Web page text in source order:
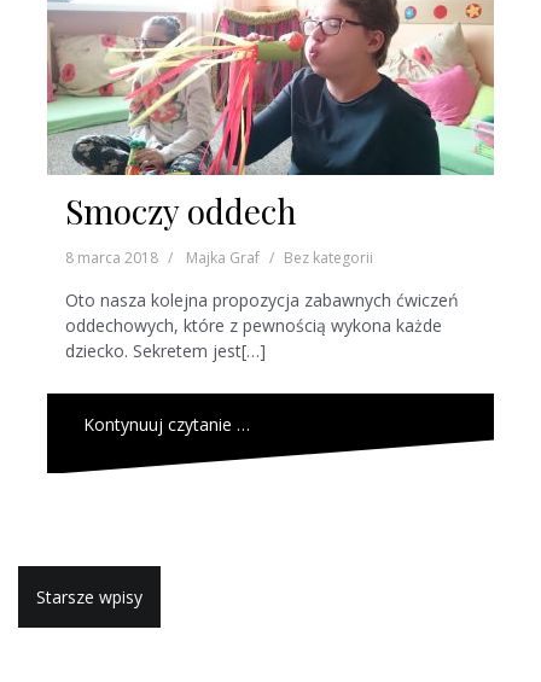
Smoczy oddech
8 marca 2018 Majka Graf Bez kategorii
Oto nasza kolejna propozycja zabawnych ćwiczeń
oddechowych, które z pewnością wykona każde
dziecko. Sekretem jest[…]
Kontynuuj czytanie …
Starsze wpisy